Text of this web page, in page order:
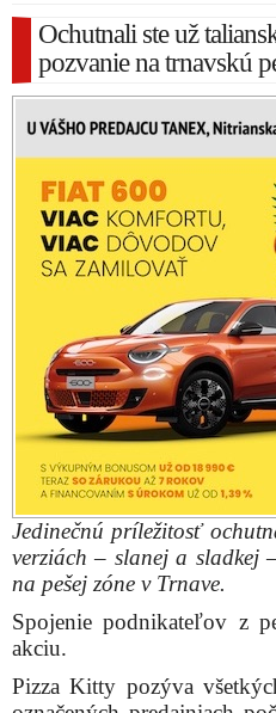
Ochutnali ste už
pozvanie na trnavskú
Jedinečnú príležitosť
verziách – slanej a sladkej
na pešej zóne v Trnave.
Spojenie podnikateľov z
akciu.
Pizza Kitty pozýva